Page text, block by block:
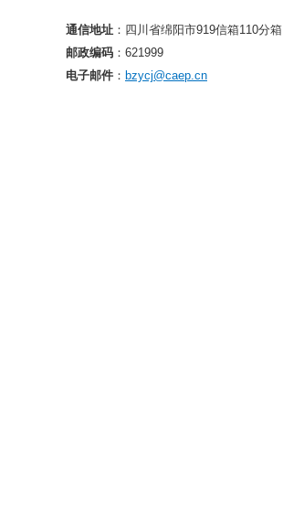
通信地址 ：四川省绵阳市919信箱110分箱
邮政编码 ：621999
电子邮件 ： bzycj@caep.cn